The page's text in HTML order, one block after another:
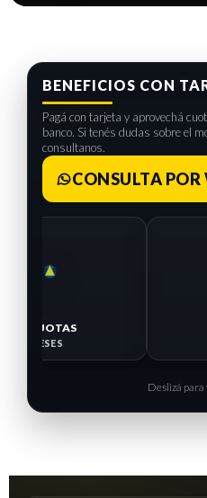
BENEFICIOS CON
Pagá con tarjeta y aprovechá
banco. Si tenés dudas sobre el
consultanos.
CONSULTA
HASTA 12
Deslizá